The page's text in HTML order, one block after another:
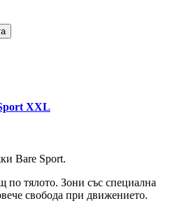
XXL
Bare Sport.
по тялото. Зони със специална
свобода при движението.